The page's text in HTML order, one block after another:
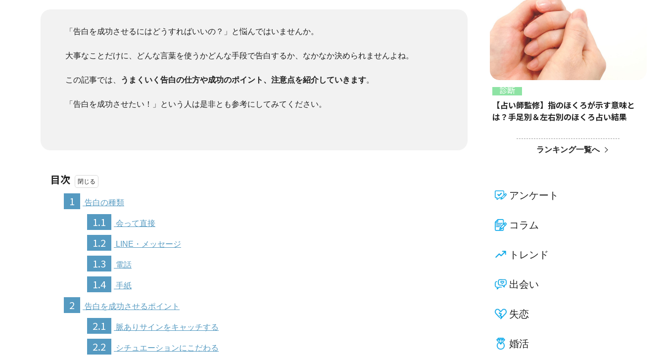
「告白を成功させるにはどうすればいいの？」と悩んではいませんか。
大事なことだけに、どんな言葉を使うかどんな手段で告白するか、なかなか決められませんよね。
この記事では、 うまくいく告白の仕方や成功のポイント、注意点を紹介していきます。
「告白を成功させたい！」という人は是非とも参考にしてみてください。
目次
1
告白の種類
1.1 会って直接
1.2 LINE・メッセージ
1.3 電話
1.4 手紙
2 告白を成功させるポイント
2.1 脈ありサインをキャッチする
2.2 シチュエーションにこだわる
診断
【占い師監修】指のほくろが示す意味と
は？手足別＆左右別のほくろ占い結果
ランキング一覧へ
アンケート
コラム
トレンド
出会い
失恋
婚活